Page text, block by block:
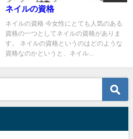
ネイルの資格
ネイルの資格 今女性にとても人気のある
資格の一つとしてネイルの資格がありま
す。 ネイルの資格というのはどのような
資格なのかというと、ネイル...